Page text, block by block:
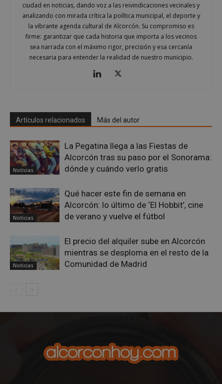
ciudad en noticias, dando voz a las reivindicaciones vecinales y
analizando con mirada crítica la política municipal, el deporte y
la vibrante agenda cultural de Alcorcón. Su compromiso es
firme: garantizar que cada historia que importa a los vecinos
sea narrada con el máximo rigor, precisión y esa cercanía
necesaria para entender la realidad de nuestro municipio.
Artículos relacionados Más del autor
Noticias
La Pegatina llega a las Fiestas de
Alcorcón tras su paso por el Sonorama:
dónde y cuándo verlo gratis
Noticias
Qué hacer este fin de semana en
Alcorcón: lo último de ‘El Hobbit’, cine
de verano y vuelve el fútbol
Noticias
El precio del alquiler sube en Alcorcón
mientras se desploma en el resto de la
Comunidad de Madrid
embed.bsky.app
sp_landing
Spotify Inc.
.spotify.com
23 horas 59
VISITOR_PRIVACY_METADATA
YouTube
.youtube.com
5 meses 4
semanas